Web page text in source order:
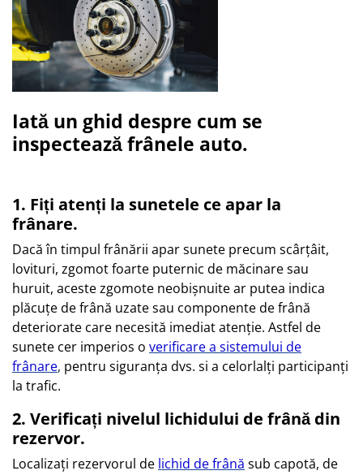
Iată un ghid despre cum se
inspectează frânele auto.
1. Fiți atenți la sunetele ce apar la
frânare.
Dacă în timpul frânării apar sunete precum scârțâit,
lovituri, zgomot foarte puternic de măcinare sau
huruit, aceste zgomote neobișnuite ar putea indica
plăcuțe de frână uzate sau componente de frână
deteriorate care necesită imediat atenție. Astfel de
sunete cer imperios o verificare a sistemului de
frânare, pentru siguranța dvs. si a celorlalți participanți
la trafic.
2. Verificați nivelul lichidului de frână din
rezervor.
Localizați rezervorul de lichid de frână sub capotă, de